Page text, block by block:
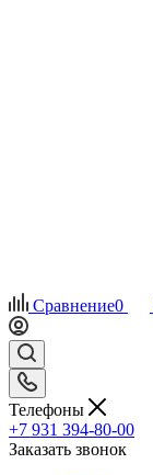
Сравнение0
Телефоны
+7 931 394-80-00
Заказать звонок